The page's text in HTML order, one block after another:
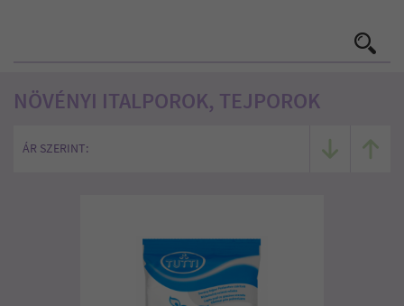
NÖVÉNYI ITALPOROK, TEJPOROK
ÁR SZERINT: